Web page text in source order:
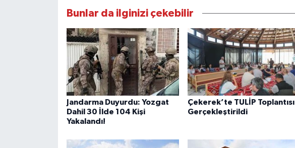
Bunlar da ilginizi çekebilir
Jandarma Duyurdu: Yozgat
Dahil 30 İlde 104 Kişi
Yakalandı!
Çekerek’te TULİP Toplantısı
Gerçekleştirildi